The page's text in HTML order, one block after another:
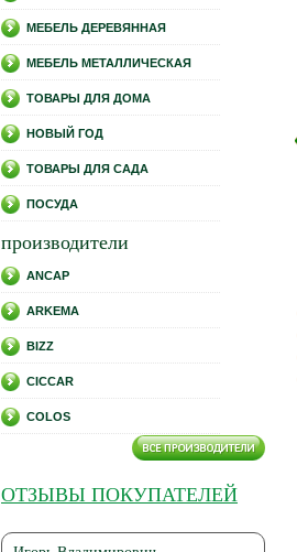
МЕБЕЛЬ ДЕРЕВЯННАЯ
МЕБЕЛЬ МЕТАЛЛИЧЕСКАЯ
ТОВАРЫ ДЛЯ ДОМА
НОВЫЙ ГОД
ТОВАРЫ ДЛЯ САДА
ПОСУДА
производители
ANCAP
ARKEMA
BIZZ
CICCAR
COLOS
ОТЗЫВЫ ПОКУПАТЕЛЕЙ